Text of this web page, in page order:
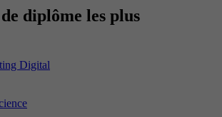
diplôme les plus
Digital